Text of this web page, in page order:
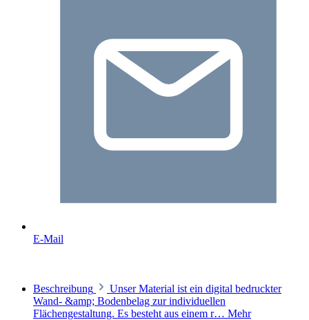
E-Mail
Beschreibung
Unser Material ist ein digital bedruckter
Wand- &amp; Bodenbelag zur individuellen
Flächengestaltung. Es besteht aus einem r… Mehr